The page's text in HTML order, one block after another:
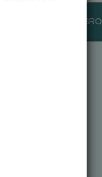
MAD- OG SINDSRO